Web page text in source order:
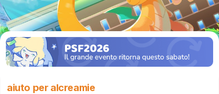
aiuto per alcreamie